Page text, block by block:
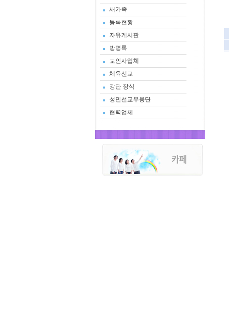
새가족
등록현황
자유게시판
방명록
교인사업체
체육선교
강단 장식
성민선교무용단
협력업체